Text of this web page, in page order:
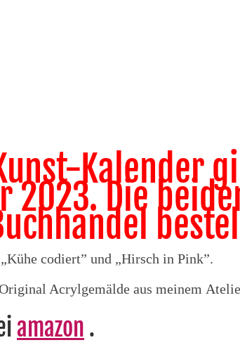
Kalender
Die
codiert” und „Hirsch in Pink”.
Acrylgemälde aus meinem
amazon .